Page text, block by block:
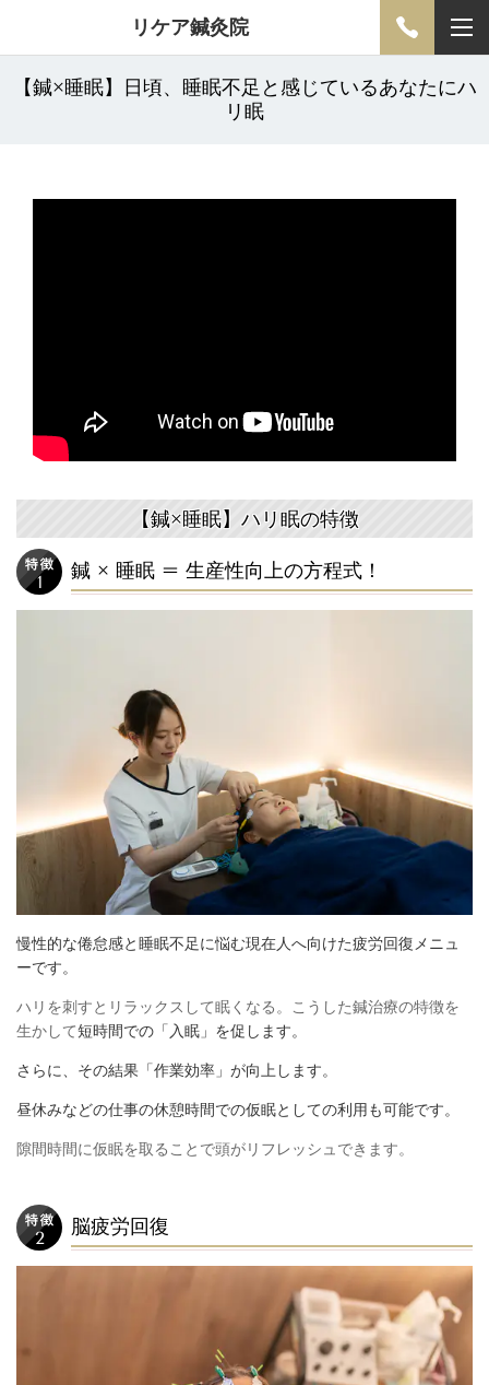
リケア鍼灸院
【鍼×睡眠】日頃、睡眠不足と感じているあなたにハ
リ眠
【鍼×睡眠】ハリ眠の特徴
鍼 × 睡眠 = 生産性向上の方程式！
慢性的な倦怠感と睡眠不足に悩む現在人へ向けた疲労回復メニュ
ーです。
ハリを刺すとリラックスして眠くなる。
こうした鍼治療の特徴を
生かして短時間での「入眠」を促します。
さらに、その結果「作業効率」が向上します。
昼休みなどの仕事の休憩時間での仮眠としての利用も可能です。
隙間時間に仮眠を取ることで頭がリフレッシュできます。
脳疲労回復